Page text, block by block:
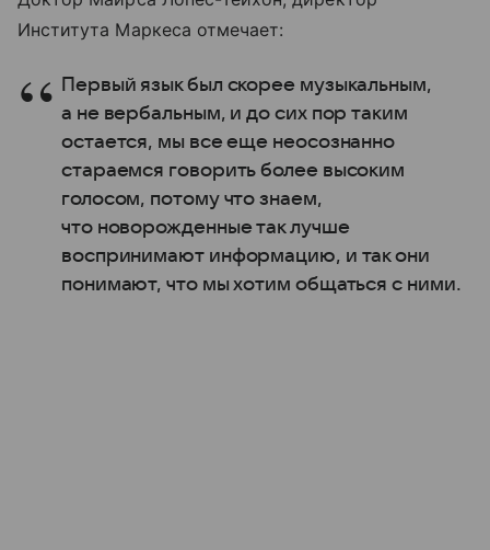
Института Маркеса отмечает:
Первый язык был скорее музыкальным,
а не вербальным, и до сих пор таким
остается, мы все еще неосознанно
стараемся говорить более высоким
голосом, потому что знаем,
что новорожденные так лучше
воспринимают информацию, и так они
понимают, что мы хотим общаться с ними.